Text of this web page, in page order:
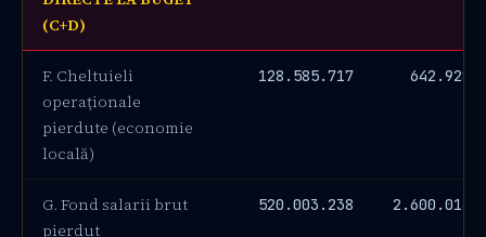
(C+D)
F. Cheltuieli
operaționale
pierdute (economie
locală)
128.585.717
G. Fond salarii brut
pierdut
520.003.238